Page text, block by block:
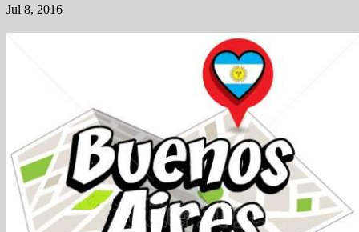
Jul 8, 2016